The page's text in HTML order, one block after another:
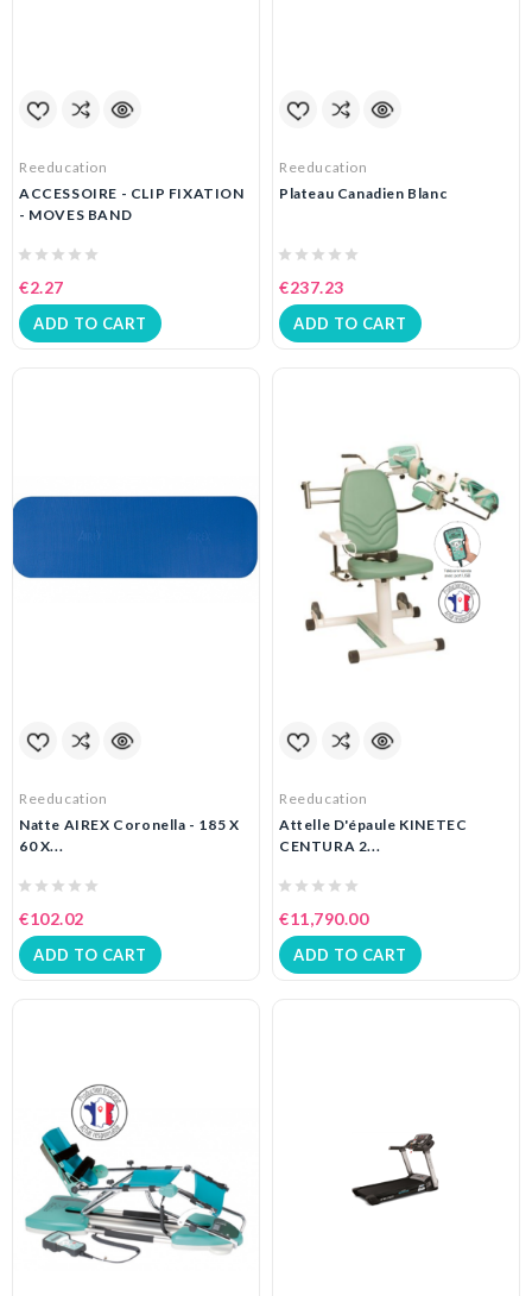
Reeducation
ACCESSOIRE - CLIP FIXATION
- MOVES BAND
€2.27
ADD TO CART
Reeducation
Plateau Canadien Blanc
€237.23
ADD TO CART
Reeducation
Natte AIREX Coronella - 185 X
60 X...
€102.02
ADD TO CART
Reeducation
Attelle D'épaule KINETEC
CENTURA 2...
€11,790.00
ADD TO CART